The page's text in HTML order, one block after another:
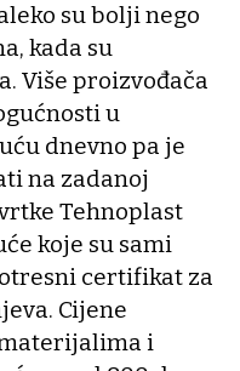
su bolji nego
kada su
Više proizvođača
u
dnevno pa je
na zadanoj
Tehnoplast
koje su sami
certifikat za
Cijene
i